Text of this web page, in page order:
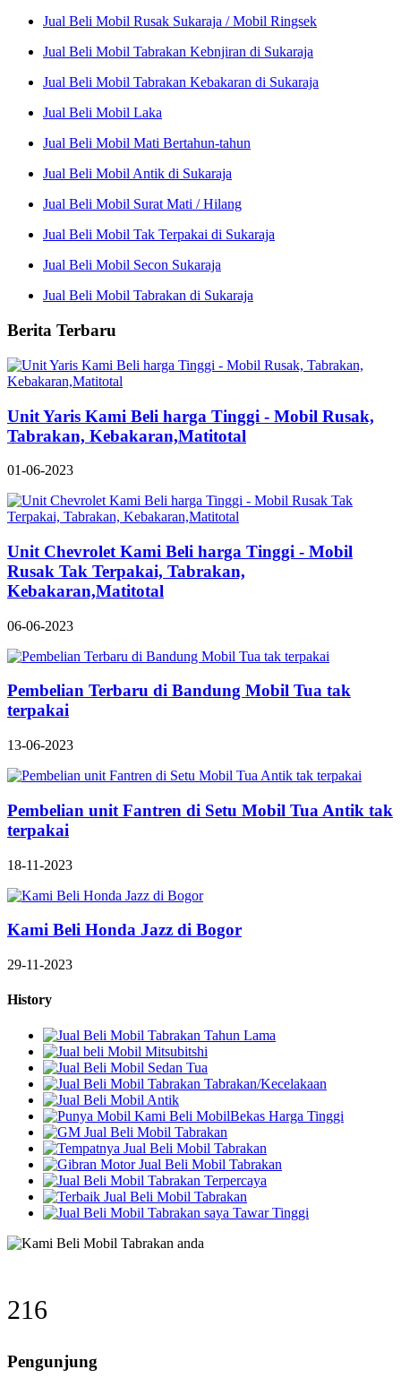
Jual Beli Mobil Rusak Sukaraja / Mobil Ringsek
Jual Beli Mobil Tabrakan Kebnjiran di Sukaraja
Jual Beli Mobil Tabrakan Kebakaran di Sukaraja
Jual Beli Mobil Laka
Jual Beli Mobil Mati Bertahun-tahun
Jual Beli Mobil Antik di Sukaraja
Jual Beli Mobil Surat Mati / Hilang
Jual Beli Mobil Tak Terpakai di Sukaraja
Jual Beli Mobil Secon Sukaraja
Jual Beli Mobil Tabrakan di Sukaraja
Berita Terbaru
Unit Yaris Kami Beli harga Tinggi - Mobil Rusak,
Tabrakan, Kebakaran,Matitotal
01-06-2023
Unit Chevrolet Kami Beli harga Tinggi - Mobil
Rusak Tak Terpakai, Tabrakan,
Kebakaran,Matitotal
06-06-2023
Pembelian Terbaru di Bandung Mobil Tua tak
terpakai
13-06-2023
Pembelian unit Fantren di Setu Mobil Tua Antik tak
terpakai
18-11-2023
Kami Beli Honda Jazz di Bogor
29-11-2023
History
287
Pengunjung